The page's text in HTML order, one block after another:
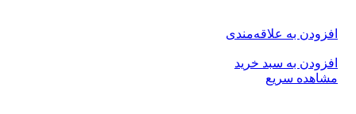
افزودن به علاقه‌مندی
افزودن به سبد خرید
مشاهده سریع